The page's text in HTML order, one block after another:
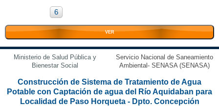
6
VER
Ministerio de Salud Pública y
Bienestar Social
Servicio Nacional de Saneamiento
Ambiental- SENASA (SENASA)
Construcción de Sistema de Tratamiento de Agua
Potable con Captación de agua del Río Aquidaban para
Localidad de Paso Horqueta - Dpto. Concepción